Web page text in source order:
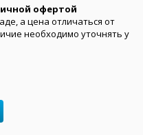
офертой
а цена отличаться от
необходимо уточнять у